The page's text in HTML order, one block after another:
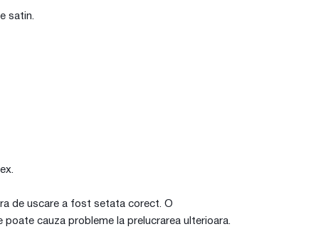
satin.
de uscare a fost setata corect. O
cauza probleme la prelucrarea ulterioara.